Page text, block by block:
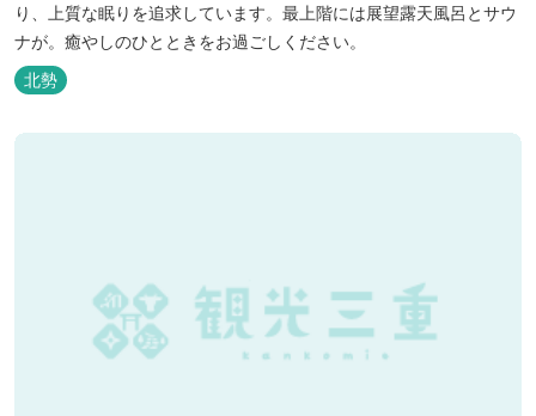
り、上質な眠りを追求しています。最上階には展望露天風呂とサウ
ナが。癒やしのひとときをお過ごしください。
北勢